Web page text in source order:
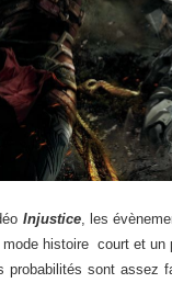
Injustice, les
histoire court et un
sont assez